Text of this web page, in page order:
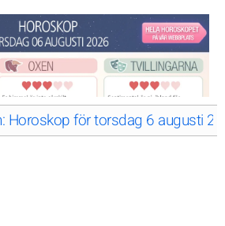
Horoskop för torsdag 6 augusti